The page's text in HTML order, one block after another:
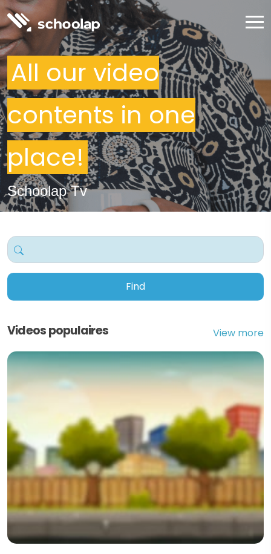
All our video
contents in one
place!
Schoolap Tv
Find
Videos populaires View more